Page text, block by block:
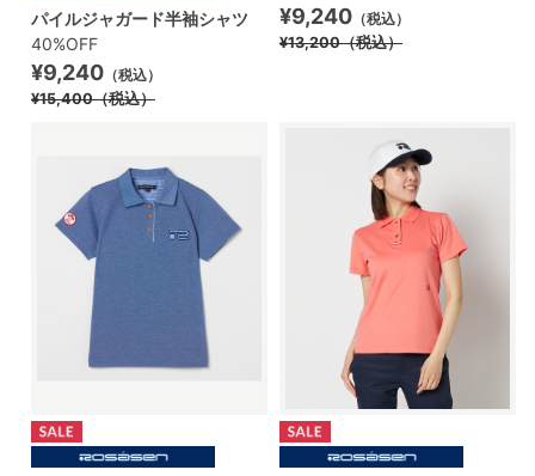
パイルジャガード半袖シャツ
40%OFF
¥9,240 （税込）
¥15,400（税込）
¥9,240 （税込）
¥13,200（税込）